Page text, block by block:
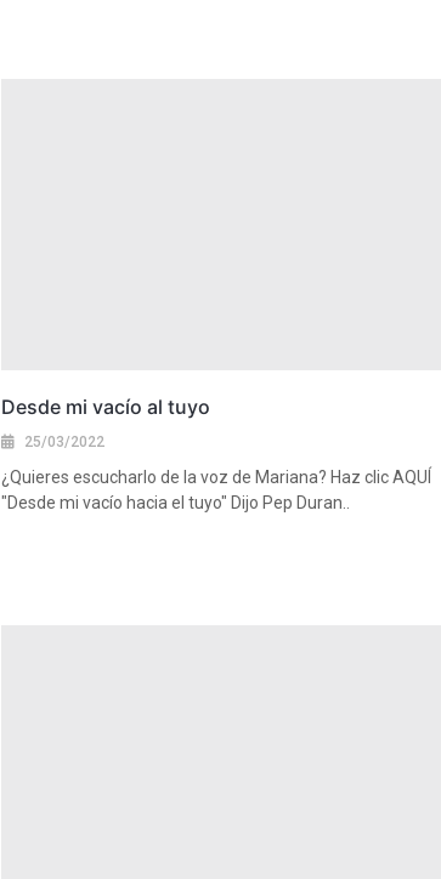
Desde mi vacío al tuyo
25/03/2022
¿Quieres escucharlo de la voz de Mariana? Haz clic AQUÍ
"Desde mi vacío hacia el tuyo" Dijo Pep Duran..